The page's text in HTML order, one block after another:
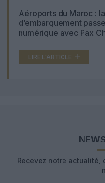
Aéroports du Maroc :
d’embarquement
numérique avec Pax
LIRE L'ARTICLE
Recevez notre actualité,